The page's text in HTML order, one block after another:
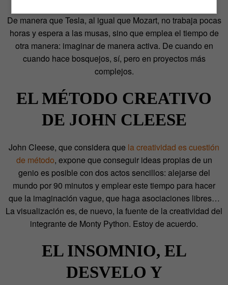
De manera que Tesla, al igual que Mozart, no trabaja pocas
horas y espera a las musas, sino que emplea el tiempo de
otra manera: imaginar de manera activa. De cuando en
cuando hace bosquejos, sí, pero en proyectos más
complejos.
EL MÉTODO CREATIVO
DE JOHN CLEESE
John Cleese, que considera que la creatividad es cuestión
de método, expone que conseguir ideas propias de un
genio es posible con dos actos sencillos: alejarse del
mundo por 90 minutos y emplear este tiempo para hacer
que la imaginación vague, que haga asociaciones libres…
La visualización es, de nuevo, la fuente de la creatividad del
integrante de Monty Python. Estoy de acuerdo.
EL INSOMNIO, EL
DESVELO Y